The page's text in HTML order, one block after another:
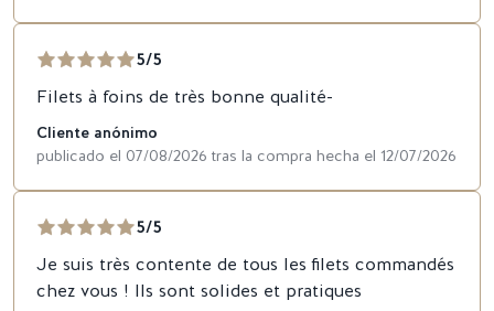
5/5
Filets à foins de très bonne qualité-
Cliente anónimo
publicado el 07/08/2026 tras la compra hecha el 12/07/2026
5/5
Je suis très contente de tous les filets commandés
chez vous ! Ils sont solides et pratiques